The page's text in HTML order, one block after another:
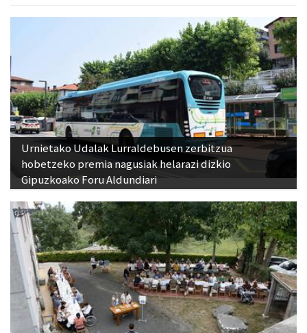
Urnietako Udalak Lurraldebusen zerbitzua
hobetzeko premia nagusiak helarazi dizkio
Gipuzkoako Foru Aldundiari